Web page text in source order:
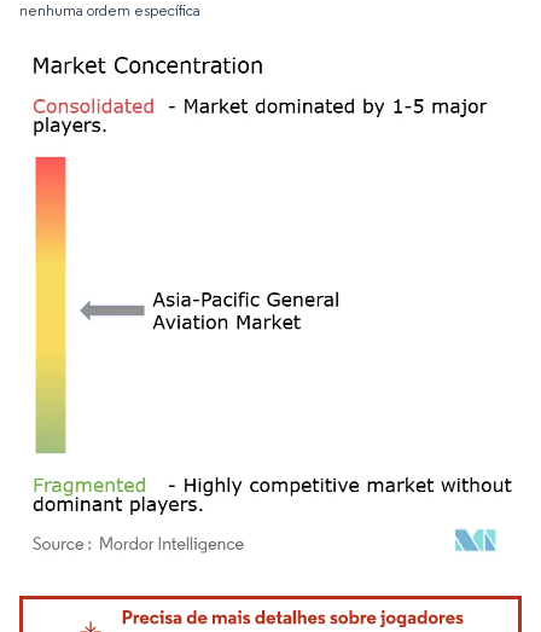
nenhuma ordem específica
Imagem © Mordor Intelligence. O reuso requer atribuição conforme CC BY 4.0.